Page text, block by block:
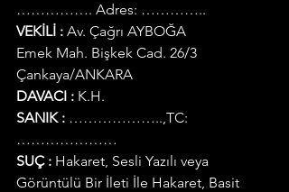
……………. Adres: …………..
VEKİLİ : Av. Çağrı AYBOĞA
Emek Mah. Bişkek Cad. 26/3
Çankaya/ANKARA
DAVACI : K.H.
SANIK : ………………..,TC:
…………………
SUÇ : Hakaret, Sesli Yazılı veya
Görüntülü Bir İleti İle Hakaret, Basit